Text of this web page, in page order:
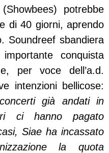
potrebbe
di 40 giorni, aprendo
Soundreef sbandiera
conquista
per voce dell’a.d.
intenzioni bellicose:
già andati in
ci hanno pagato
Siae ha incassato
la quota